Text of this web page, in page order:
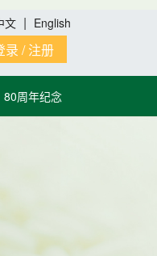
文 | English
录 / 注册
80周年纪念